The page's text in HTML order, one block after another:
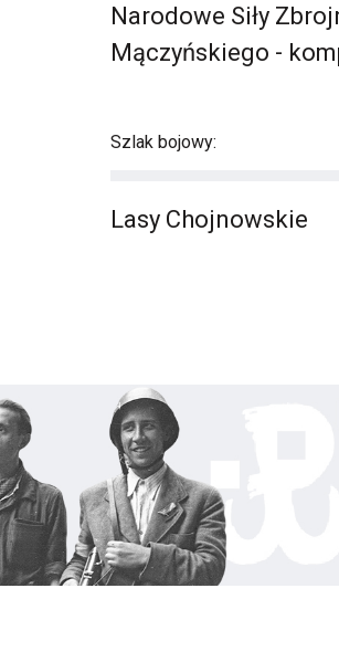
Narodowe Siły
Mączyńskiego -
Szlak bojowy:
Lasy Chojnowskie